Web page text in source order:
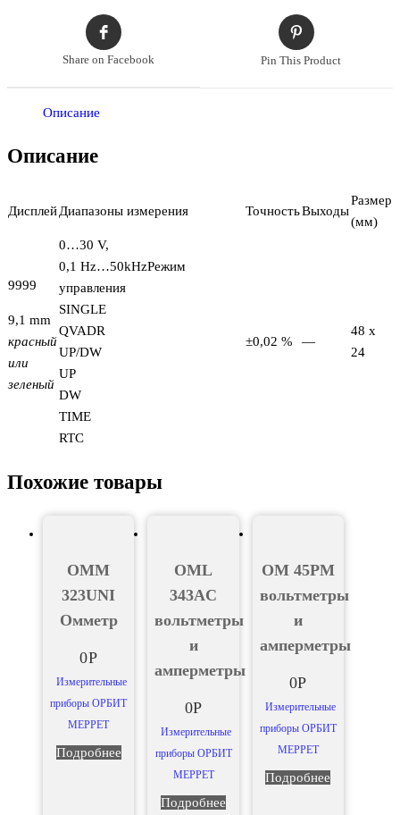
Share on Facebook Pin This Product
Описание
Описание
ДисплейДиапазоны измерения ТочностьВыходы
Размер
(мм)
9999
9,1 mm
красный
или
зеленый
0…30 V,
0,1 Hz…50kHzРежим
управления
SINGLE
QVADR
UP/DW
UP
DW
TIME
RTC
±0,02 % —
48 x
24
Похожие товары
OMM
323UNI
Омметр
0Р
Измерительные
приборы ОРБИТ
МЕРРЕТ
Подробнее
OML
343AC
вольтметры
и
амперметры
0Р
Измерительные
приборы ОРБИТ
МЕРРЕТ
Подробнее
OM 45PM
вольтметры
и
амперметры
0Р
Измерительные
приборы ОРБИТ
МЕРРЕТ
Подробнее